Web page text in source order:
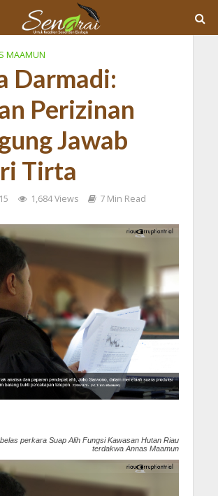
MAAMUN
Darmadi:
Perizinan
Jawab
Tirta
1,684 Views 7 Min Read
perkara Suap Alih Fungsi Kawasan Hutan Riau
terdakwa Annas Maamun